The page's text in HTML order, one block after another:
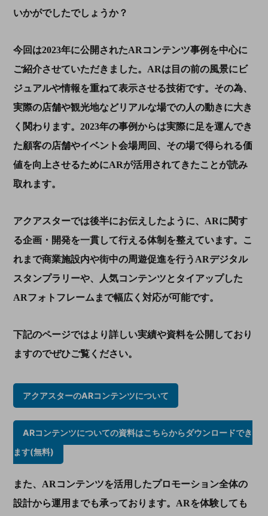
いかがでしたでしょうか？
今回は2023年に公開されたARコンテンツ事例を中心に
ご紹介させていただきました。 ARは目の前の風景にビ
ジュアルや情報を重ねて表示させる技術です。その為、
実際の店舗や観光地などリアルな場での人の動きに大き
く関わります。 2023年の事例からは実際に足を運んでき
た顧客の店舗やイベント会場周回、その場で得られる価
値を向上させるためにARが活用されてきたことが読み
取れます。
アクアスターでは後半にお伝えしたように、 ARに関す
る企画・開発を一貫して行える体制を整えています。こ
れまで商業施設内や街中の周遊促進を行う ARデジタル
スタンプラリーや、人気コンテンツとタイアップした
ARフォトフレームまで幅広く対応が可能です。
下記のページではより詳しい実績や資料を公開しており
ますのでぜひご覧ください。
アクアスターのARコンテンツについて
ARコンテンツについての資料はこちらからダウンロードでき
ます(無料)
また、 ARコンテンツを活用したプロモーション全体の
設計から運用までも承っております。 ARを体験しても